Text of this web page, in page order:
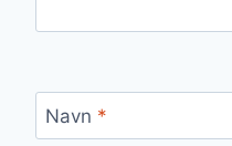
Navn *